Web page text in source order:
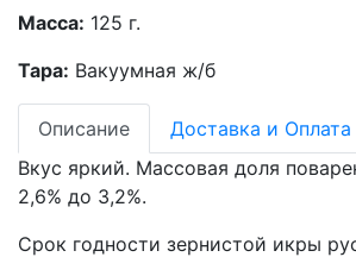
Масса: 125 г.
Тара: Вакуумная ж/б
Описание
Доставка и Оплата
Вкус яркий. Массовая доля
2,6% до 3,2%.
Срок годности зернистой икры